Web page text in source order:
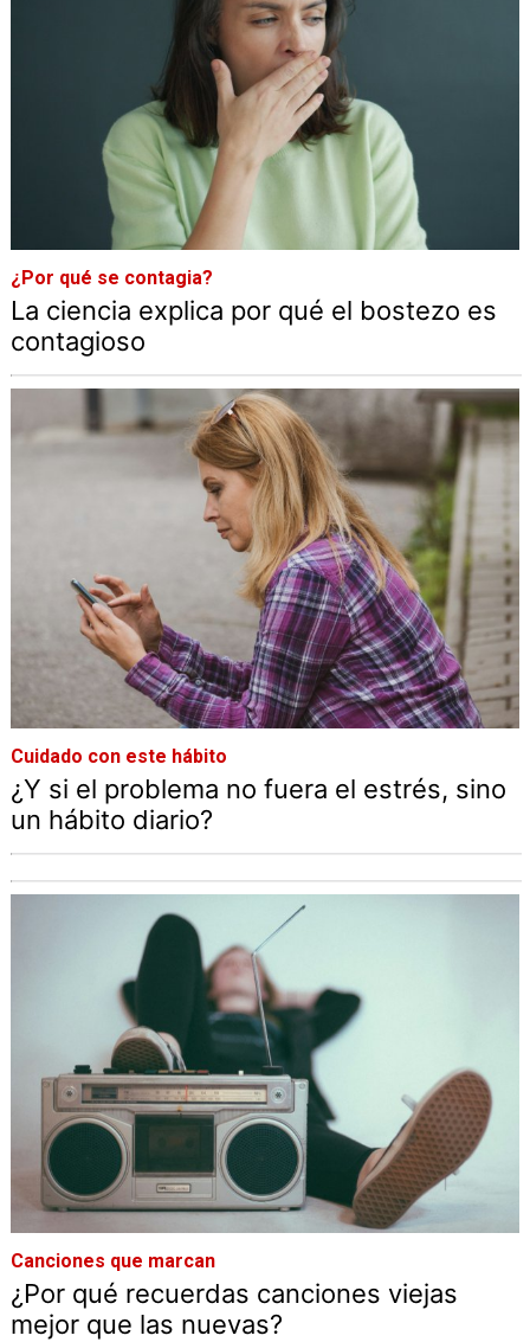
¿Por qué se contagia?
La ciencia explica por qué el bostezo es
contagioso
Cuidado con este hábito
¿Y si el problema no fuera el estrés, sino
un hábito diario?
Canciones que marcan
¿Por qué recuerdas canciones viejas
mejor que las nuevas?